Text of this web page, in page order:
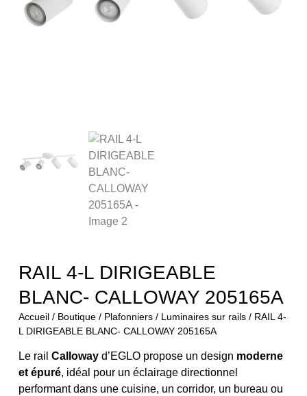
RAIL 4-L DIRIGEABLE
BLANC- CALLOWAY 205165A
Accueil/ Boutique/ Plafonniers/ Luminaires sur rails/ RAIL 4-
L DIRIGEABLE BLANC- CALLOWAY 205165A
Le rail Callowayd’EGLO propose un design moderne
et épuré, idéal pour un éclairage directionnel
performant dans une cuisine, un corridor, un bureau ou